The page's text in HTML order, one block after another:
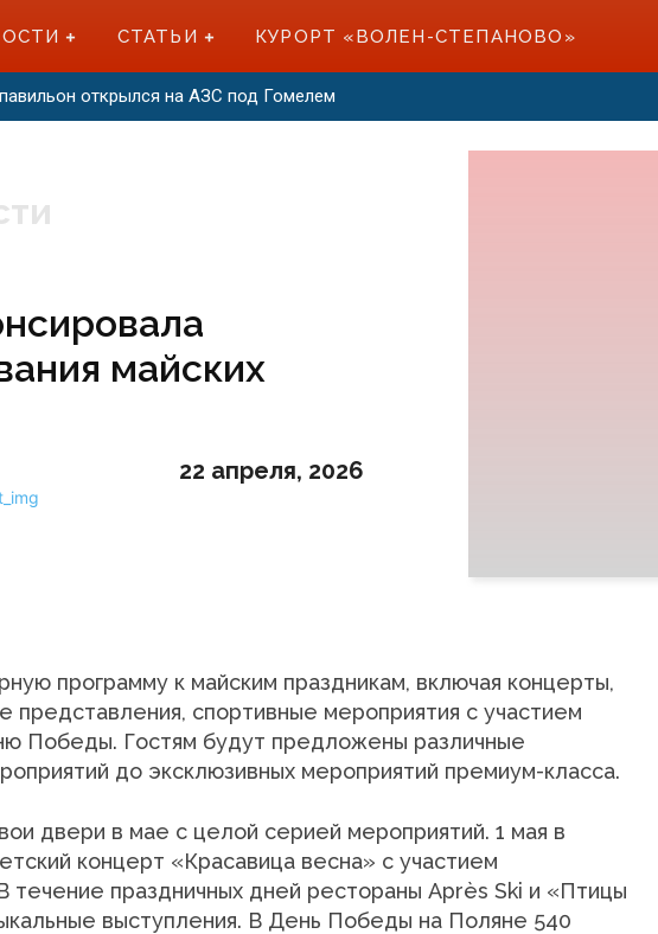
СТАТЬИ КУРОРТ «ВОЛЕН-СТЕПАНОВО»
открылся на АЗС под Гомелем
майских
22 апреля, 2026
программу к майским праздникам, включая концерты,
представления, спортивные мероприятия с участием
Победы. Гостям будут предложены различные
до эксклюзивных мероприятий премиум-класса.
двери в мае с целой серией мероприятий. 1 мая в
концерт «Красавица весна» с участием
течение праздничных дней рестораны Après Ski и «Птицы
выступления. В День Победы на Поляне 540